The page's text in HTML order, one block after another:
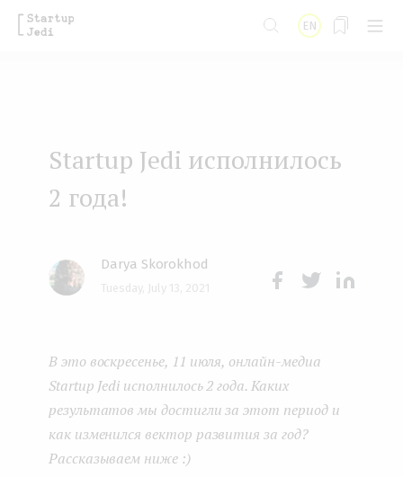
EN
Startup Jedi исполнилось
2 года!
Darya Skorokhod
Tuesday, July 13, 2021
k
В это воскресенье, 11 июля, онлайн-медиа
Startup Jedi исполнилось 2 года. Каких
результатов мы достигли за этот период и
как изменился вектор развития за год?
Рассказываем ниже :)